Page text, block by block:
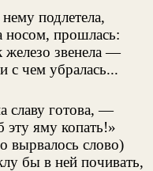
подлетела,
носом, прошлась:
железо звенела —
с чем убралась...
славу готова, —
эту яму копать!»
вырвалось слово)
бы в ней почивать,